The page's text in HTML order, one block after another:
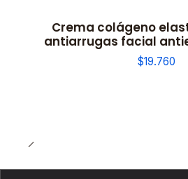
Crema colágeno
antiarrugas facial
$19.760